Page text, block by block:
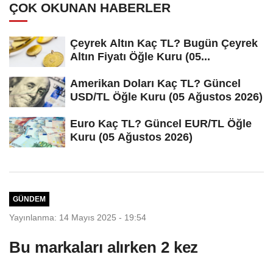
ÇOK OKUNAN HABERLER
Çeyrek Altın Kaç TL? Bugün Çeyrek
Altın Fiyatı Öğle Kuru (05...
Amerikan Doları Kaç TL? Güncel
USD/TL Öğle Kuru (05 Ağustos 2026)
Euro Kaç TL? Güncel EUR/TL Öğle
Kuru (05 Ağustos 2026)
GÜNDEM
Yayınlanma: 14 Mayıs 2025 - 19:54
Bu markaları alırken 2 kez